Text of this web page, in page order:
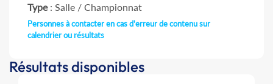
Type: Salle / Championnat
Personnes à contacter en cas d'erreur de contenu sur
calendrier ou résultats
Résultats disponibles